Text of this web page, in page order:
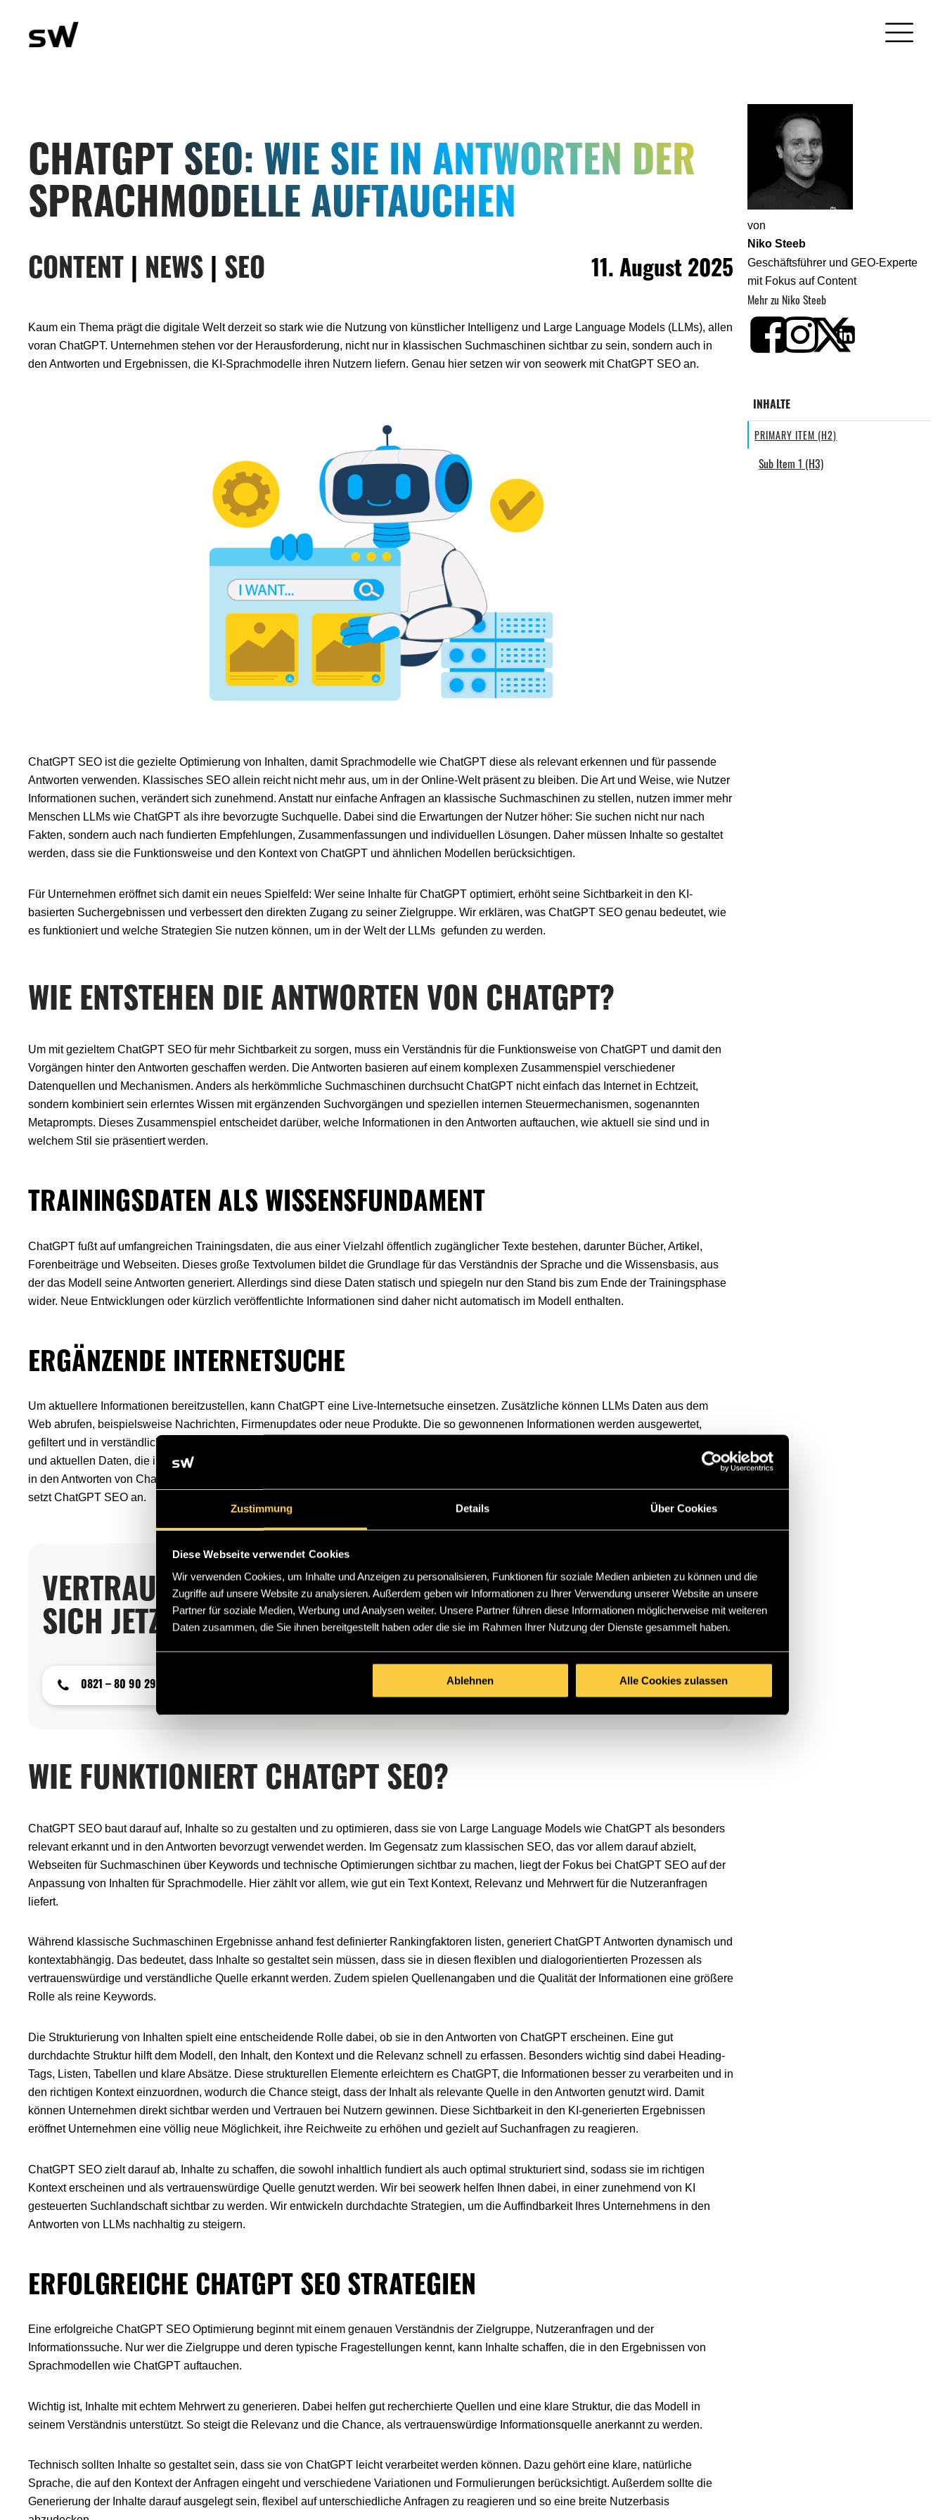
Zustimmung Details Über Cookies
Diese Webseite verwendet Cookies
Wir verwenden Cookies, um Inhalte und Anzeigen zu personalisieren, Funktionen für soziale Medien anbieten zu können und die
Zugriffe auf unsere Website zu analysieren. Außerdem geben wir Informationen zu Ihrer Verwendung unserer Website an unsere
Partner für soziale Medien, Werbung und Analysen weiter. Unsere Partner führen diese Informationen möglicherweise mit weiteren
Daten zusammen, die Sie ihnen bereitgestellt haben oder die sie im Rahmen Ihrer Nutzung der Dienste gesammelt haben.
Ablehnen Alle Cookies zulassen
CHATGPT SEO: WIE SIE IN ANTWORTEN DER
SPRACHMODELLE AUFTAUCHEN
CONTENT NEWS SEO 11. August 2025
Kaum ein Thema prägt die digitale Welt derzeit so stark wie die Nutzung von künstlicher Intelligenz und Large Language Models (LLMs), allen
voran ChatGPT. Unternehmen stehen vor der Herausforderung, nicht nur in klassischen Suchmaschinen sichtbar zu sein, sondern auch in
den Antworten und Ergebnissen, die KI-Sprachmodelle ihren Nutzern liefern. Genau hier setzen wir von seowerk mit ChatGPT SEO an.
ChatGPT SEO ist die gezielte Optimierung von Inhalten, damit Sprachmodelle wie ChatGPT diese als relevant erkennen und für passende
Antworten verwenden. Klassisches SEO allein reicht nicht mehr aus, um in der Online-Welt präsent zu bleiben. Die Art und Weise, wie Nutzer
Informationen suchen, verändert sich zunehmend. Anstatt nur einfache Anfragen an klassische Suchmaschinen zu stellen, nutzen immer mehr
Menschen LLMs wie ChatGPT als ihre bevorzugte Suchquelle. Dabei sind die Erwartungen der Nutzer höher: Sie suchen nicht nur nach
Fakten, sondern auch nach fundierten Empfehlungen, Zusammenfassungen und individuellen Lösungen. Daher müssen Inhalte so gestaltet
werden, dass sie die Funktionsweise und den Kontext von ChatGPT und ähnlichen Modellen berücksichtigen.
Für Unternehmen eröffnet sich damit ein neues Spielfeld: Wer seine Inhalte für ChatGPT optimiert, erhöht seine Sichtbarkeit in den KI-
basierten Suchergebnissen und verbessert den direkten Zugang zu seiner Zielgruppe. Wir erklären, was ChatGPT SEO genau bedeutet, wie
es funktioniert und welche Strategien Sie nutzen können, um in der Welt der LLMs gefunden zu werden.
WIE ENTSTEHEN DIE ANTWORTEN VON CHATGPT?
Um mit gezieltem ChatGPT SEO für mehr Sichtbarkeit zu sorgen, muss ein Verständnis für die Funktionsweise von ChatGPT und damit den
Vorgängen hinter den Antworten geschaffen werden. Die Antworten basieren auf einem komplexen Zusammenspiel verschiedener
Datenquellen und Mechanismen. Anders als herkömmliche Suchmaschinen durchsucht ChatGPT nicht einfach das Internet in Echtzeit,
sondern kombiniert sein erlerntes Wissen mit ergänzenden Suchvorgängen und speziellen internen Steuermechanismen, sogenannten
Metaprompts. Dieses Zusammenspiel entscheidet darüber, welche Informationen in den Antworten auftauchen, wie aktuell sie sind und in
welchem Stil sie präsentiert werden.
TRAININGSDATEN ALS WISSENSFUNDAMENT
ChatGPT fußt auf umfangreichen Trainingsdaten, die aus einer Vielzahl öffentlich zugänglicher Texte bestehen, darunter Bücher, Artikel,
Forenbeiträge und Webseiten. Dieses große Textvolumen bildet die Grundlage für das Verständnis der Sprache und die Wissensbasis, aus
der das Modell seine Antworten generiert. Allerdings sind diese Daten statisch und spiegeln nur den Stand bis zum Ende der Trainingsphase
wider. Neue Entwicklungen oder kürzlich veröffentlichte Informationen sind daher nicht automatisch im Modell enthalten.
ERGÄNZENDE INTERNETSUCHE
Um aktuellere Informationen bereitzustellen, kann ChatGPT eine Live-Internetsuche einsetzen. Zusätzliche können LLMs Daten aus dem
Web abrufen, beispielsweise Nachrichten, Firmenupdates oder neue Produkte. Die so gewonnenen Informationen werden ausgewertet,
gefiltert und in verständlicher Form in die Antwort eingebaut. Dadurch entsteht eine Verbindung aus dem langjährig aufgebauten Grundwissen
und aktuellen Daten, die insbesondere bei tagesaktuellen Themen oder spezifischen Anfragen entscheidend ist. Das Erscheinen von Inhalten
in den Antworten von ChatGPT und die Aufführung als Quelle tragen wesentlich zur Sichtbarkeit von Unternehmen in LLMs bei. Genau hier
setzt ChatGPT SEO an.
VERTRAUEN SIE AUF ECHTE QUALITÄT – LASSEN SIE
SICH JETZT BERATEN!
0821 – 80 90 290
WIE FUNKTIONIERT CHATGPT SEO?
ChatGPT SEO baut darauf auf, Inhalte so zu gestalten und zu optimieren, dass sie von Large Language Models wie ChatGPT als besonders
relevant erkannt und in den Antworten bevorzugt verwendet werden. Im Gegensatz zum klassischen SEO, das vor allem darauf abzielt,
Webseiten für Suchmaschinen über Keywords und technische Optimierungen sichtbar zu machen, liegt der Fokus bei ChatGPT SEO auf der
Anpassung von Inhalten für Sprachmodelle. Hier zählt vor allem, wie gut ein Text Kontext, Relevanz und Mehrwert für die Nutzeranfragen
liefert.
Während klassische Suchmaschinen Ergebnisse anhand fest definierter Rankingfaktoren listen, generiert ChatGPT Antworten dynamisch und
kontextabhängig. Das bedeutet, dass Inhalte so gestaltet sein müssen, dass sie in diesen flexiblen und dialogorientierten Prozessen als
vertrauenswürdige und verständliche Quelle erkannt werden. Zudem spielen Quellenangaben und die Qualität der Informationen eine größere
Rolle als reine Keywords.
Die Strukturierung von Inhalten spielt eine entscheidende Rolle dabei, ob sie in den Antworten von ChatGPT erscheinen. Eine gut
durchdachte Struktur hilft dem Modell, den Inhalt, den Kontext und die Relevanz schnell zu erfassen. Besonders wichtig sind dabei Heading-
Tags, Listen, Tabellen und klare Absätze. Diese strukturellen Elemente erleichtern es ChatGPT, die Informationen besser zu verarbeiten und in
den richtigen Kontext einzuordnen, wodurch die Chance steigt, dass der Inhalt als relevante Quelle in den Antworten genutzt wird. Damit
können Unternehmen direkt sichtbar werden und Vertrauen bei Nutzern gewinnen. Diese Sichtbarkeit in den KI-generierten Ergebnissen
eröffnet Unternehmen eine völlig neue Möglichkeit, ihre Reichweite zu erhöhen und gezielt auf Suchanfragen zu reagieren.
ChatGPT SEO zielt darauf ab, Inhalte zu schaffen, die sowohl inhaltlich fundiert als auch optimal strukturiert sind, sodass sie im richtigen
Kontext erscheinen und als vertrauenswürdige Quelle genutzt werden. Wir bei seowerk helfen Ihnen dabei, in einer zunehmend von KI
gesteuerten Suchlandschaft sichtbar zu werden. Wir entwickeln durchdachte Strategien, um die Auffindbarkeit Ihres Unternehmens in den
Antworten von LLMs nachhaltig zu steigern.
ERFOLGREICHE CHATGPT SEO STRATEGIEN
Eine erfolgreiche ChatGPT SEO Optimierung beginnt mit einem genauen Verständnis der Zielgruppe, Nutzeranfragen und der
Informationssuche. Nur wer die Zielgruppe und deren typische Fragestellungen kennt, kann Inhalte schaffen, die in den Ergebnissen von
Sprachmodellen wie ChatGPT auftauchen.
Wichtig ist, Inhalte mit echtem Mehrwert zu generieren. Dabei helfen gut recherchierte Quellen und eine klare Struktur, die das Modell in
seinem Verständnis unterstützt. So steigt die Relevanz und die Chance, als vertrauenswürdige Informationsquelle anerkannt zu werden.
Technisch sollten Inhalte so gestaltet sein, dass sie von ChatGPT leicht verarbeitet werden können. Dazu gehört eine klare, natürliche
Sprache, die auf den Kontext der Anfragen eingeht und verschiedene Variationen und Formulierungen berücksichtigt. Außerdem sollte die
Generierung der Inhalte darauf ausgelegt sein, flexibel auf unterschiedliche Anfragen zu reagieren und so eine breite Nutzerbasis
von
Niko Steeb
Geschäftsführer und GEO-Experte
mit Fokus auf Content
Mehr zu Niko Steeb
INHALTE
PRIMARY ITEM (H2)
Sub Item 1 (H3)